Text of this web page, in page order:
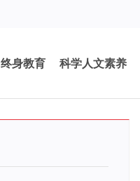
终身教育 科学人文素养